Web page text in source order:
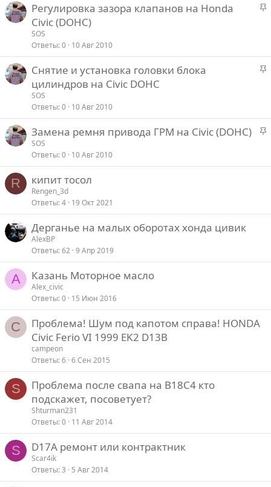
н
е
о
З
п
Регулировка зазора клапанов на Honda
Civic (DOHC)
SOS
Ответы 0 10 Авг 2010
З
п
Снятие и установка головки блока
цилиндров на Civic DOHC
SOS
Ответы 0 10 Авг 2010
З
Замена ремня привода ГРМ на Civic (DOHC)
SOS
Ответы 0 10 Авг 2010
R кипит тосол
Rengen_3d
Ответы 4 19 Окт 2021
Дерганье на малых оборотах хонда цивик
AlexBP
Ответы 62 9 Апр 2019
A Казань Моторное масло
Alex_civic
Ответы 0 15 Июн 2016
C
Проблема! Шум под капотом справа! HONDA
Civic Ferio VI 1999 EK2 D13B
campeon
Ответы 6 6 Сен 2015
S
Проблема после свапа на В18С4 кто
подскажет, посоветует?
Shturman231
Ответы 0 11 Авг 2014
S D17A ремонт или контрактник
Scar4ik
Ответы 3 5 Авг 2014